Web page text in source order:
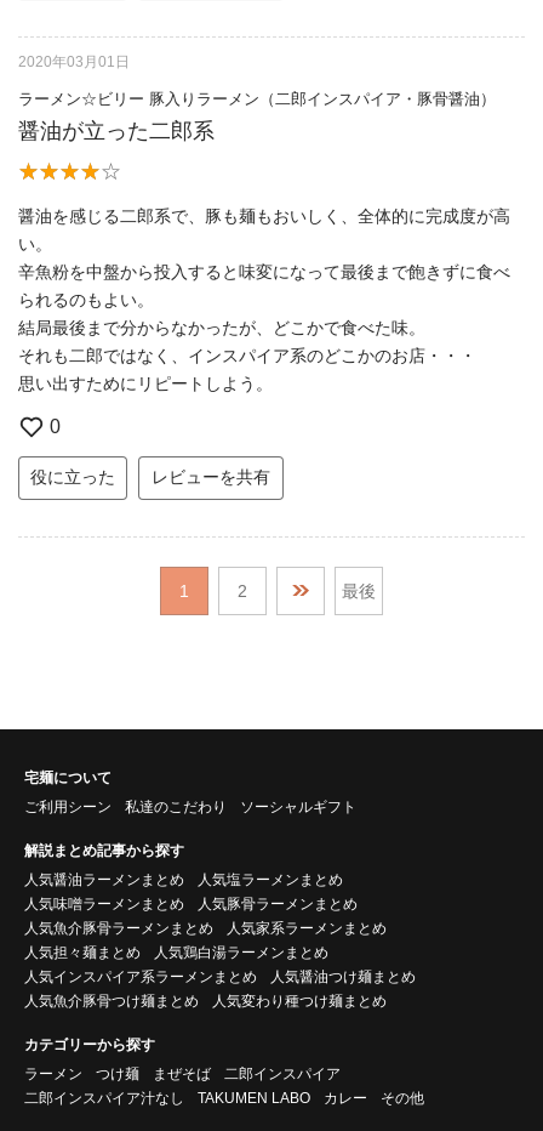
2020年03月01日
ラーメン☆ビリー 豚入りラーメン（二郎インスパイア・豚骨醤油）
醤油が立った二郎系
醤油を感じる二郎系で、豚も麺もおいしく、全体的に完成度が高
い。
辛魚粉を中盤から投入すると味変になって最後まで飽きずに食べ
られるのもよい。
結局最後まで分からなかったが、どこかで食べた味。
それも二郎ではなく、インスパイア系のどこかのお店・・・
思い出すためにリピートしよう。
0
役に立った レビューを共有
1 2 最後
宅麺について
ご利用シーン
私達のこだわり ソーシャルギフト
解説まとめ記事から探す
人気醤油ラーメンまとめ
人気塩ラーメンまとめ
人気味噌ラーメンまとめ
人気豚骨ラーメンまとめ
人気魚介豚骨ラーメンまとめ
人気家系ラーメンまとめ
人気担々麺まとめ
人気鶏白湯ラーメンまとめ
人気インスパイア系ラーメンまとめ
人気醤油つけ麺まとめ
人気魚介豚骨つけ麺まとめ
人気変わり種つけ麺まとめ
カテゴリーから探す
ラーメン
つけ麺 まぜそば
二郎インスパイア
二郎インスパイア汁なし
TAKUMEN LABO カレー その他